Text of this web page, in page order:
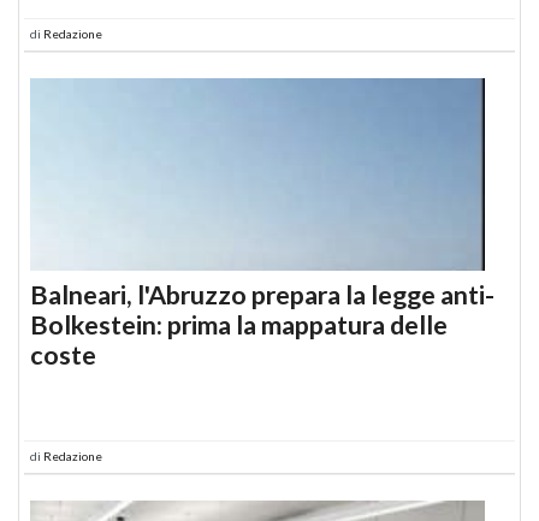
di Redazione
Balneari, l'Abruzzo prepara la legge anti-
Bolkestein: prima la mappatura delle
coste
di Redazione